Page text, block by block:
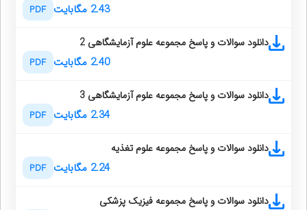
2.43 مگابایت PDF
دانلود سوالات و پاسخ مجموعه علوم آزمایشگاهی 2
2.40 مگابایت PDF
دانلود سوالات و پاسخ مجموعه علوم آزمایشگاهی 3
2.34 مگابایت PDF
دانلود سوالات و پاسخ مجموعه علوم تغذیه
2.24 مگابایت PDF
دانلود سوالات و پاسخ مجموعه فیزیک پزشکی